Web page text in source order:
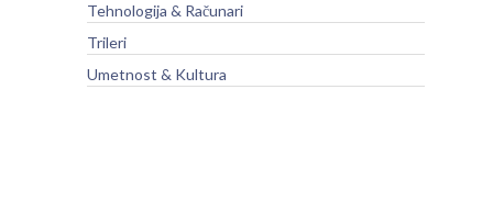
Tehnologija & Računari
Trileri
Umetnost & Kultura